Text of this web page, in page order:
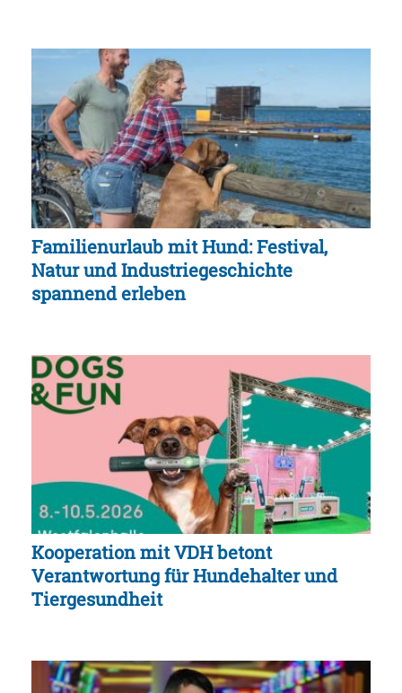
Familienurlaub mit Hund: Festival,
Natur und Industriegeschichte
spannend erleben
Kooperation mit VDH betont
Verantwortung für Hundehalter und
Tiergesundheit